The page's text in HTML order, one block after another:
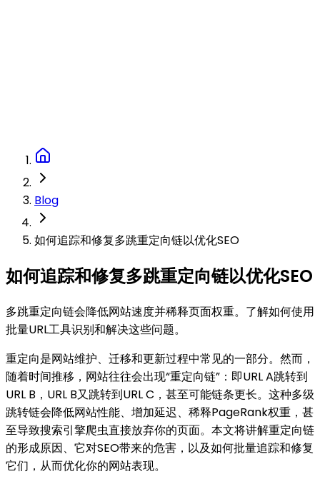
Blog
如何追踪和修复多跳重定向链以优化SEO
如何追踪和修复多跳重定向链以优化SEO
多跳重定向链会降低网站速度并稀释页面权重。了解如何使用
批量URL工具识别和解决这些问题。
重定向是网站维护、迁移和更新过程中常见的一部分。然而，
随着时间推移，网站往往会出现“重定向链”：即URL A跳转到
URL B，URL B又跳转到URL C，甚至可能链条更长。这种多级
跳转链会降低网站性能、增加延迟、稀释PageRank权重，甚
至导致搜索引擎爬虫直接放弃你的页面。本文将讲解重定向链
的形成原因、它对SEO带来的危害，以及如何批量追踪和修复
它们，从而优化你的网站表现。